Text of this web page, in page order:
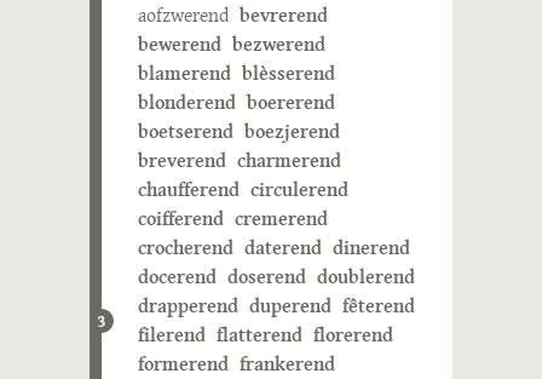
3
aofzwerend bevrerend
bewerend bezwerend
blamerend blèsserend
blonderend boererend
boetserend boezjerend
breverend charmerend
chaufferend circulerend
coifferend cremerend
crocherend daterend dinerend
docerend doserend doublerend
drapperend duperend fêterend
filerend flatterend florerend
formerend frankerend